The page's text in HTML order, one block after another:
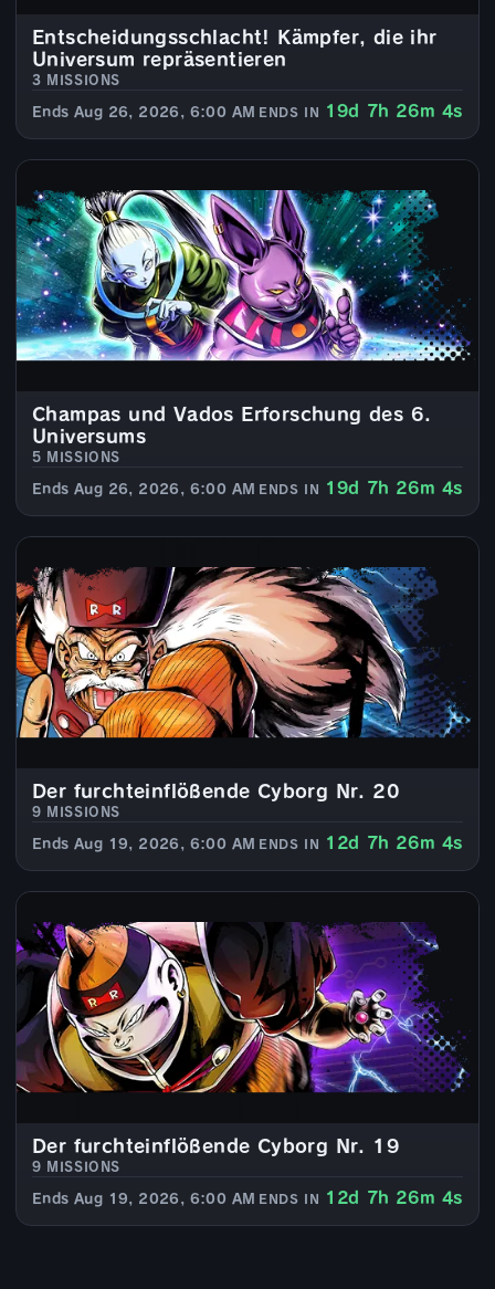
Entscheidungsschlacht! Kämpfer, die ihr
Universum repräsentieren
3 MISSIONS
Ends Aug 26, 2026, 6:00 AM ENDS IN 19d 7h 26m 4s
Champas und Vados Erforschung des 6.
Universums
5 MISSIONS
Ends Aug 26, 2026, 6:00 AM ENDS IN 19d 7h 26m 4s
Der furchteinflößende Cyborg Nr. 20
9 MISSIONS
Ends Aug 19, 2026, 6:00 AM ENDS IN 12d 7h 26m 4s
Der furchteinflößende Cyborg Nr. 19
9 MISSIONS
Ends Aug 19, 2026, 6:00 AM ENDS IN 12d 7h 26m 4s